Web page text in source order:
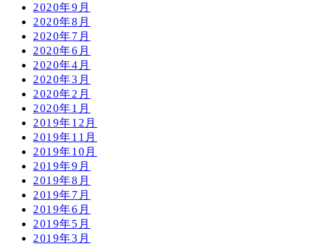
2020年9月
2020年8月
2020年7月
2020年6月
2020年4月
2020年3月
2020年2月
2020年1月
2019年12月
2019年11月
2019年10月
2019年9月
2019年8月
2019年7月
2019年6月
2019年5月
2019年3月